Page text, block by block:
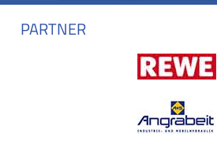
PARTNER